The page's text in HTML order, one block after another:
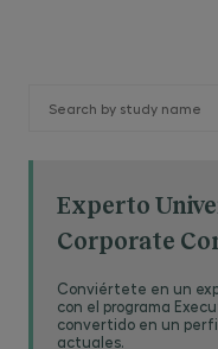
Experto
Corporate
Conviértete en un
con el programa
convertido en un
actuales.